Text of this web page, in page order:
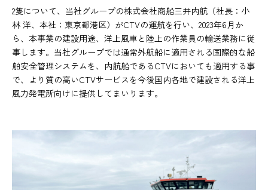
2隻について、当社グループの株式会社商船三井内航（社長：小
林 洋、本社：東京都港区）がCTVの運航を行い、2023年6月か
ら、本事業の建設用途、洋上風車と陸上の作業員の輸送業務に従
事します。当社グループでは通常外航船に適用される国際的な船
舶安全管理システムを、内航船であるCTVにおいても適用する事
で、より質の高いCTVサービスを今後国内各地で建設される洋上
風力発電所向けに提供してまいります。